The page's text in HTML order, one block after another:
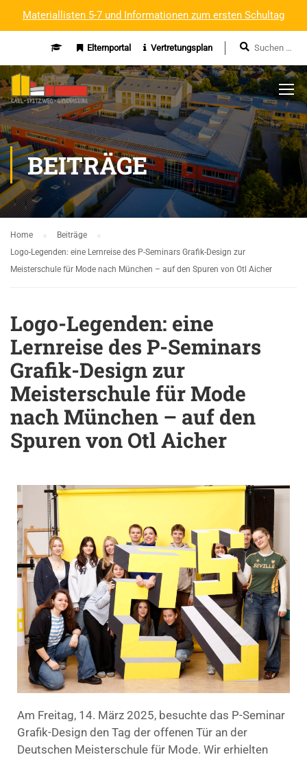
Materiallisten 5-7 und Informationen zum ersten Schultag
Elternportal Vertretungsplan
BEITRÄGE
Home
Beiträge
Logo-Legenden: eine Lernreise des P-Seminars Grafik-Design zur
Meisterschule für Mode nach München – auf den Spuren von Otl Aicher
Logo-Legenden: eine
Lernreise des P-Seminars
Grafik-Design zur
Meisterschule für Mode
nach München – auf den
Spuren von Otl Aicher
Am Freitag, 14. März 2025, besuchte das P-Seminar
Grafik-Design den Tag der offenen Tür an der
Deutschen Meisterschule für Mode. Wir erhielten